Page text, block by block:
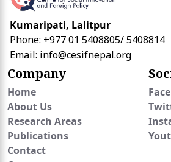
Kumaripati, Lalitpur
Phone: +977 01 5408805/ 5408814
Email: info@cesifnepal.org
Company
Home
About Us
Research Areas
Publications
Contact